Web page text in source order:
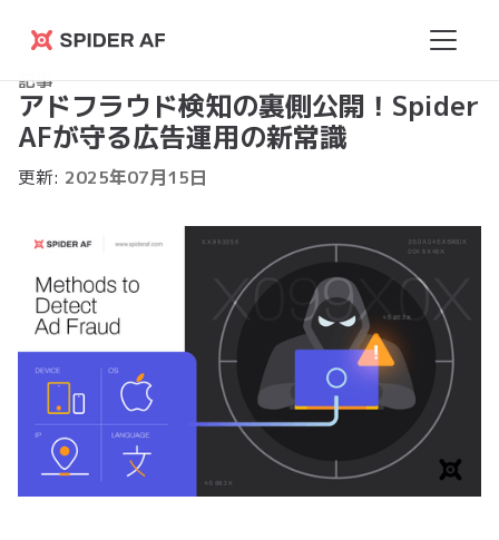
Spider
AF
記事
アドフラウド検知の裏側公開！Spider
AFが守る広告運用の新常識
更新: 2025年07月15日